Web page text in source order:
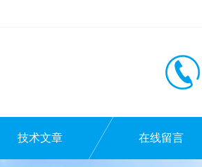
技术文章 在线留言